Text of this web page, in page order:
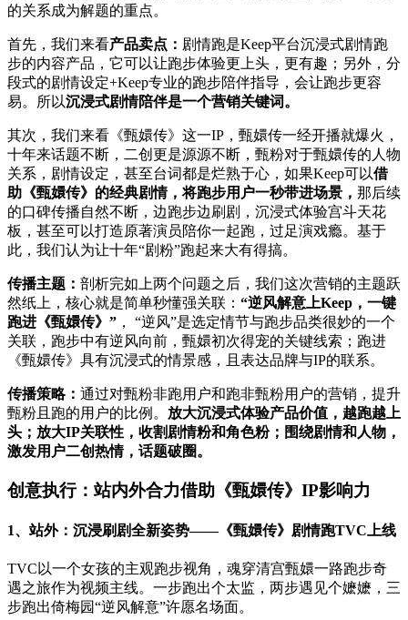
的关系成为解题的重点。
首先，我们来看产品卖点 ： 剧情跑是Keep平台沉浸式剧情跑
步的内容产品，它可以让跑步体验更上头，更有趣；另外，分
段式的剧情设定+Keep专业的跑步陪伴指导，会让跑步更容
易。所以沉浸式剧情陪伴是一个营销关键词。
其次，我们来看《甄嬛传》这一IP，甄嬛传一经开播就爆火，
十年来话题不断，二创更是源源不断，甄粉对于甄嬛传的人物
关系，剧情设定，甚至台词都是烂熟于心，如果Keep可以借
助《甄嬛传》的经典剧情，将跑步用户一秒带进场景， 那后续
的口碑传播自然不断，边跑步边刷剧，沉浸式体验宫斗天花
板，甚至可以打造原著演员陪你一起跑，过足演戏瘾。基于
此，我们认为让十年“剧粉”跑起来大有得搞。
传播主题： 剖析完如上两个问题之后，我们这次营销的主题跃
然纸上，核心就是简单秒懂强关联： “逆风解意上Keep，一键
跑进《甄嬛传》” ， “逆风”是选定情节与跑步品类很妙的一个
关联，跑步中有逆风向前，甄嬛初次得宠的关键线索；跑进
《甄嬛传》具有沉浸式的情景感，且表达品牌与IP的联系。
传播策略： 通过对甄粉非跑用户和跑非甄粉用户的营销，提升
甄粉且跑的用户的比例。 放大沉浸式体验产品价值，越跑越上
头；放大IP关联性，收割剧情粉和角色粉；围绕剧情和人物，
激发用户二创热情，话题破圈。
创意执行：站内外合力借助《甄嬛传》IP影响力
1、站外：沉浸刷剧全新姿势——《甄嬛传》剧情跑TVC上线
TVC以一个女孩的主观跑步视角，魂穿清宫甄嬛一路跑步奇
遇之旅作为视频主线。一步跑出个太监，两步遇见个嬷嬷，三
步跑出倚梅园“逆风解意”许愿名场面。